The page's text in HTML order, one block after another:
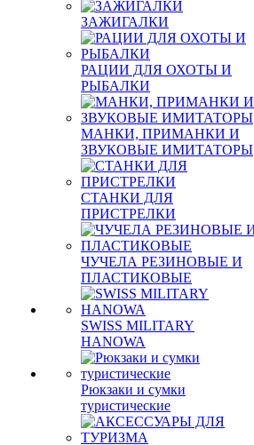
ЗАЖИГАЛКИ
РАЦИИ ДЛЯ ОХОТЫ И
РЫБАЛКИ
МАНКИ, ПРИМАНКИ И
ЗВУКОВЫЕ ИМИТАТОРЫ
СТАНКИ ДЛЯ
ПРИСТРЕЛКИ
ЧУЧЕЛА РЕЗИНОВЫЕ И
ПЛАСТИКОВЫЕ
SWISS MILITARY
HANOWA
Рюкзаки и сумки
туристические